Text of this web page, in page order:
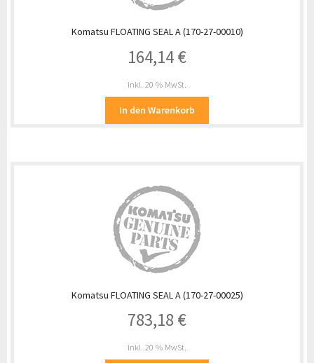
Komatsu FLOATING SEAL A (170-27-00010)
164,14€
inkl. 20 % MwSt.
In den Warenkorb
Komatsu FLOATING SEAL A (170-27-00025)
783,18 €
inkl. 20 % MwSt.